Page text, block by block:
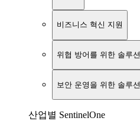
비즈니스 혁신 지원
위협 방어를 위한 솔루션
보안 운영을 위한 솔루션
산업별 SentinelOne